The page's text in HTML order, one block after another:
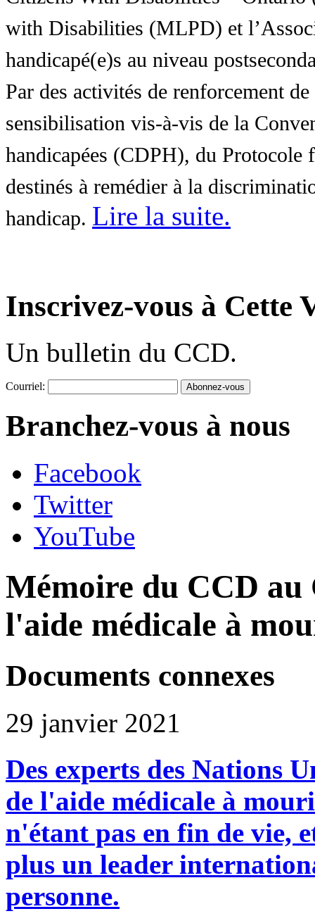
with Disabilities (MLPD) et
handicapé(e)s au niveau
Par des activités de renforcement
sensibilisation vis-à-vis de la
handicapées (CDPH), du Protocole
destinés à remédier à la
handicap. Lire la suite.
Inscrivez-vous à Cette
Un bulletin du CCD.
Courriel:
Branchez-vous à nous
Facebook
Twitter
YouTube
Mémoire du CCD au
l'aide médicale à
Documents connexes
29 janvier 2021
Des experts des Nations
de l'aide médicale à
n'étant pas en fin de vie,
plus un leader
personne.